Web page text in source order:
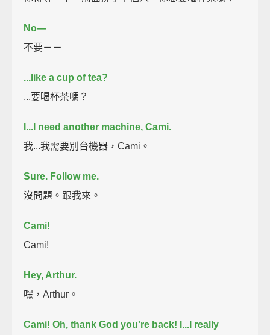
No—
不要－－
...like a cup of tea?
...要喝杯茶嗎？
I...I need another machine, Cami.
我...我需要別台機器，Cami。
Sure. Follow me.
沒問題。跟我來。
Cami!
Cami!
Hey, Arthur.
嘿，Arthur。
Cami! Oh, thank God you're back! I...I really